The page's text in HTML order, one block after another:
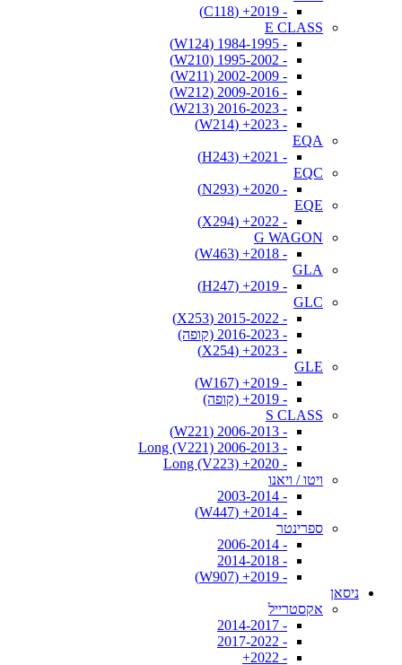
- 2019+ (C118)
E CLASS
- 1984-1995 (W124)
- 1995-2002 (W210)
- 2002-2009 (W211)
- 2009-2016 (W212)
- 2016-2023 (W213)
- 2023+ (W214)
EQA
- 2021+ (H243)
EQC
- 2020+ (N293)
EQE
- 2022+ (X294)
G WAGON
- 2018+ (W463)
GLA
- 2019+ (H247)
GLC
- 2015-2022 (X253)
- 2016-2023 (קופה)
- 2023+ (X254)
GLE
- 2019+ (W167)
- 2019+ (קופה)
S CLASS
- 2006-2013 (W221)
- 2006-2013 Long (V221)
- 2020+ Long (V223)
ויטו / ויאנו
- 2003-2014
- 2014+ (W447)
ספרינטר
- 2006-2014
- 2014-2018
- 2019+ (W907)
ניסאן
אקסטרייל
- 2014-2017
- 2017-2022
- 2022+